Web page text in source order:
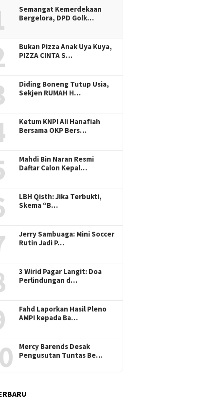
Semangat Kemerdekaan
Bergelora, DPD Golk…
Bukan Pizza Anak Uya Kuya,
PIZZA CINTA S…
Diding Boneng Tutup Usia,
Sekjen RUMAH H…
Ketum KNPI Ali Hanafiah
Bersama OKP Bers…
Mahdi Bin Naran Resmi
Daftar Calon Kepal…
LBH Qisth: Jika Terbukti,
Skema “B…
Jerry Sambuaga: Mini Soccer
Rutin Jadi P…
3 Wirid Pagar Langit: Doa
Perlindungan d…
Fahd Laporkan Hasil Pleno
AMPI kepada Ba…
Mercy Barends Desak
Pengusutan Tuntas Be…